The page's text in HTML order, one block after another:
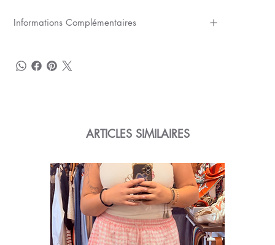
Informations Complémentaires
ARTICLES SIMILAIRES